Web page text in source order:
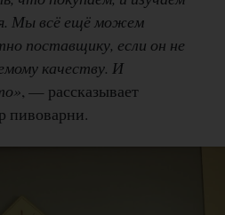
Мы всё ещё можем
поставщику, если он не
качеству. И
, — рассказывает
пивоварни.